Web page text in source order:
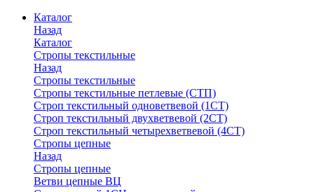
Каталог
Назад
Каталог
Стропы текстильные
Назад
Стропы текстильные
Стропы текстильные петлевые (СТП)
Строп текстильный одноветвевой (1СТ)
Строп текстильный двухветвевой (2СТ)
Строп текстильный четырехветвевой (4СТ)
Стропы цепные
Назад
Стропы цепные
Ветви цепные ВЦ